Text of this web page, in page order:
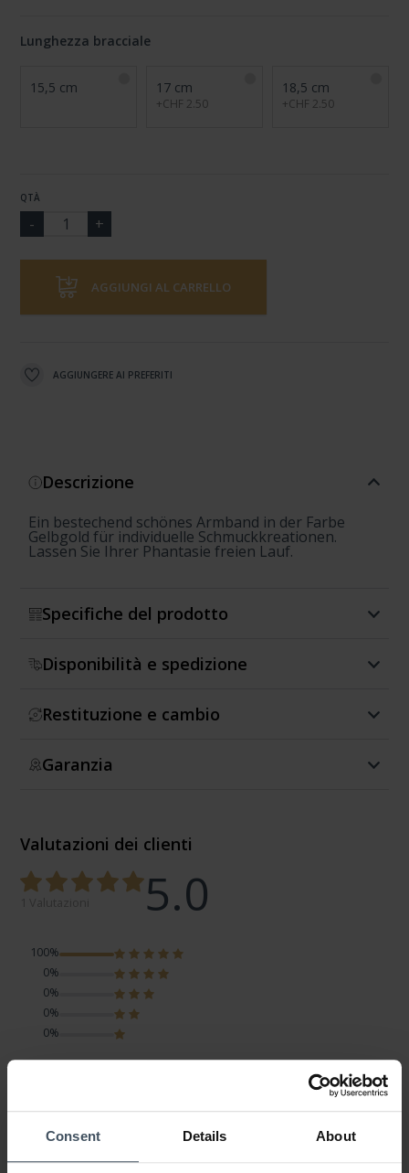
Consent Details About
Lunghezza bracciale
15,5 cm 17 cm
+CHF 2.50
18,5 cm
+CHF 2.50
QTÀ
AGGIUNGI AL CARRELLO
AGGIUNGERE AI PREFERITI
Descrizione
Ein bestechend schönes Armband in der Farbe
Gelbgold für individuelle Schmuckkreationen.
Lassen Sie Ihrer Phantasie freien Lauf.
Specifiche del prodotto
Disponibilità e spedizione
Restituzione e cambio
Garanzia
Valutazioni dei clienti
5.0
100%
0%
0%
0%
0%
DESIGN
PREZZO-PRESTANZIONE